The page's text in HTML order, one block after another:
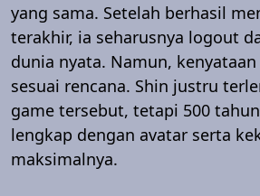
yang sama. Setelah berhasil
terakhir, ia seharusnya logout
dunia nyata. Namun,
sesuai rencana. Shin justru
game tersebut, tetapi 500
lengkap dengan avatar serta
maksimalnya.